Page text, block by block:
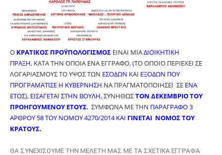
Ο ΚΡΑΤΙΚΟΣ ΠΡΟΫΠΟΛΟΓΙΣΜΟΣ ΕΙΝΑΙ ΜΙΑΔΙΟΙΚΗΤΙΚΗ
ΠΡΑΞΗ, ΚΑΤΑ ΤΗΝ ΟΠΟΙΑ ΕΝΑ ΕΓΓΡΑΦΟ, (ΤΟ ΟΠΟΙΟ ΠΕΡΙΕΧΕΙ ΣΕ
ΛΟΓΑΡΙΑΣΜΟΥΣΤΟ ΥΨΟΣ ΤΩΝ ΕΣΟΔΩΝ ΚΑΙ ΕΞΟΔΩΝ ΠΟΥ
ΠΡΟΓΡΑΜΑΤΙΣΕ Η ΚΥΒΕΡΝΗΣΗ ΝΑ ΠΡΑΓΜΑΤΟΠΟΙΗΣΕΙ ΣΕ ΕΝΑ
ΕΤΟΣ), ΕΙΣΑΓΕΤΑΙ ΣΤΗΝ ΒΟΥΛΗ,ΣΥΝΗΘΩΣΤΟΝ ΔΕΚΕΜΒΡΙΟ ΤΟΥ
ΠΡΟΗΓΟΥΜΕΝΟΥ ΕΤΟΥΣ, ΣΥΜΦΩΝΑ ΜΕ ΤΗΝ ΠΑΡΑΓΡΑΦΟ 3
ΑΡΘΡΟΥ 58 ΤΟΥ ΝΟΜΟΥ 4270/2014 ΚΑΙ ΓΙΝΕΤΑΙ ΝΟΜΟΣ ΤΟΥ
ΚΡΑΤΟΥΣ.
ΘΑ ΣΥΝΕΧΙΣΟΥΜΕ ΤΗΝ ΜΕΛΕΤΗ ΜΑΣ ΜΕ ΤΑ ΣΧΕΤΙΚΑ ΕΓΓΡΑΦΑ